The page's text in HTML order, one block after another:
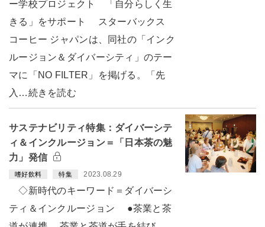
ー学校プロジェクト 「自分らしく生
きる」をサポート スターバックス
コーヒー ジャパンは、同社の「インク
ルージョン＆ダイバーシティ」のテー
マに「NO FILTER」を掲げる。「先
入…続きを読む
サステナビリティ特集：ダイバーシテ
ィ＆インクルージョン＝「日本茶の魅
力」発信
嗜好飲料 特集 2023.08.29
◇新時代のキーワード＝ダイバーシ
ティ＆インクルージョン ●茶業と茶